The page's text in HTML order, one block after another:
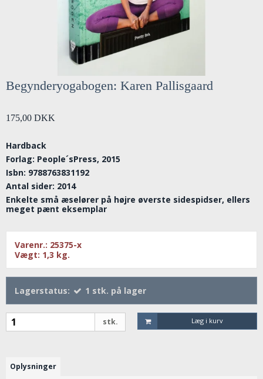
Begynderyogabogen: Karen Pallisgaard
175,00 DKK
Hardback
Forlag: People´sPress, 2015
Isbn: 9788763831192
Antal sider: 2014
Enkelte små æselører på højre øverste sidespidser, ellers
meget pænt eksemplar
Varenr.: 25375-x
Vægt: 1,3 kg.
Lagerstatus: 1 stk. på lager
stk. Læg i kurv
Oplysninger